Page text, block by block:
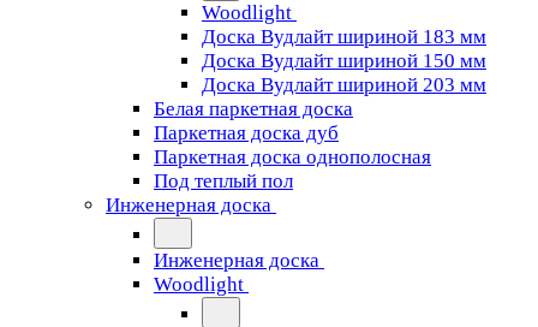
Woodlight
Доска Вудлайт шириной 183 мм
Доска Вудлайт шириной 150 мм
Доска Вудлайт шириной 203 мм
Белая паркетная доска
Паркетная доска дуб
Паркетная доска однополосная
Под теплый пол
Инженерная доска
Инженерная доска
Woodlight